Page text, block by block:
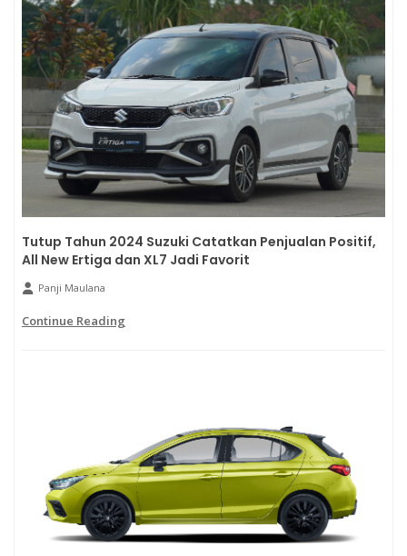
Tutup Tahun 2024 Suzuki Catatkan Penjualan Positif,
All New Ertiga dan XL7 Jadi Favorit
Panji Maulana
Continue Reading